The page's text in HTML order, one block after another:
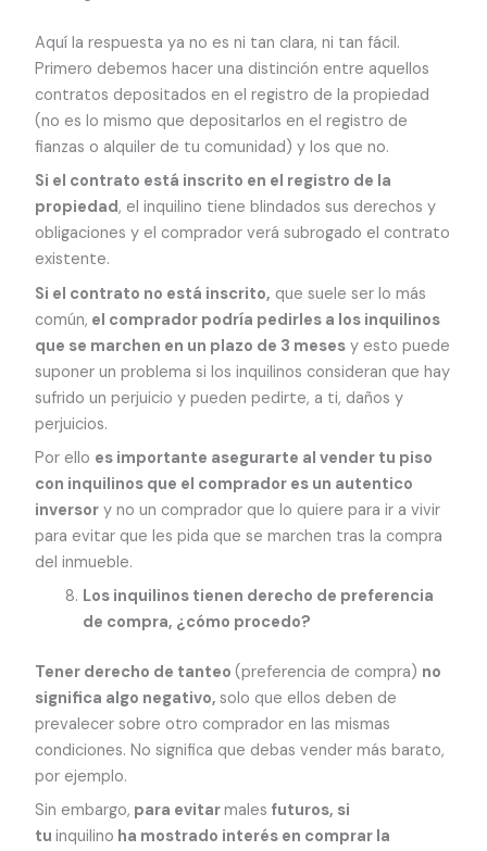
Aquí la respuesta ya no es ni tan clara, ni tan fácil.
Primero debemos hacer una distinción entre aquellos
contratos depositados en el registro de la propiedad
(no es lo mismo que depositarlos en el registro de
fianzas o alquiler de tu comunidad) y los que no.
Si el contrato está inscrito en el registro de la
propiedad, el inquilino tiene blindados sus derechos y
obligaciones y el comprador verá subrogado el contrato
existente.
Si el contrato no está inscrito, que suele ser lo más
común, el comprador podría pedirles a los inquilinos
que se marchen en un plazo de 3 meses y esto puede
suponer un problema si los inquilinos consideran que hay
sufrido un perjuicio y pueden pedirte, a ti, daños y
perjuicios.
Por ello es importante asegurarte al vender tu piso
con inquilinos que el comprador es un autentico
inversor y no un comprador que lo quiere para ir a vivir
para evitar que les pida que se marchen tras la compra
del inmueble.
Los inquilinos tienen derecho de preferencia
de compra, ¿cómo procedo?
Tener derecho de tanteo(preferencia de compra) no
significa algo negativo,solo que ellos deben de
prevalecer sobre otro comprador en las mismas
condiciones. No significa que debas vender más barato,
por ejemplo.
Sin embargo, para evitarmales futuros, si
tuinquilino ha mostrado interés en comprar la